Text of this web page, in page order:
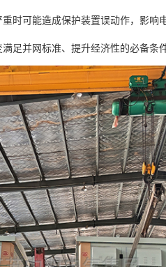
时可能造成保护装置误动作，影响
足并网标准、提升经济性的必备条件